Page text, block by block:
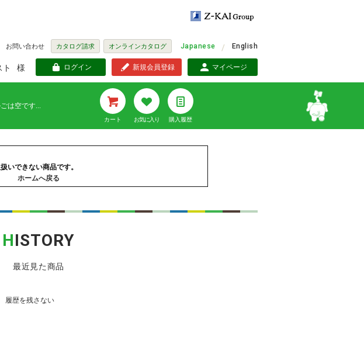
お問い合わせ カタログ請求 オンラインカタログ Japanese English
ト 様 ログイン 新規会員登録 マイページ
は空です...
カート お気に入り 購入履歴
いできない商品です。
ホームへ戻る
HISTORY
最近見た商品
履歴を残さない